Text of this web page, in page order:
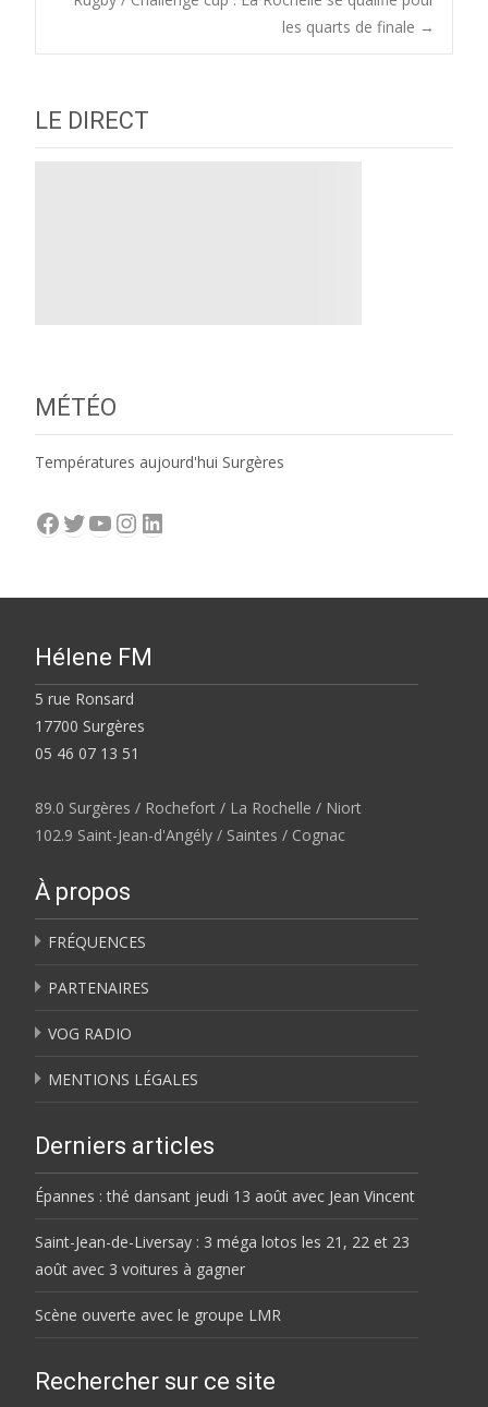
navigationles quarts de finale →
LE DIRECT
MÉTÉO
Températures aujourd'hui Surgères
Facebook
Twitter
YouTube
Instagram
LinkedIn
Hélene FM
5 rue Ronsard
17700 Surgères
05 46 07 13 51
89.0 Surgères / Rochefort / La Rochelle / Niort
102.9 Saint-Jean-d'Angély / Saintes / Cognac
À propos
FRÉQUENCES
PARTENAIRES
VOG RADIO
MENTIONS LÉGALES
Derniers articles
Épannes : thé dansant jeudi 13 août avec Jean Vincent
Saint-Jean-de-Liversay : 3 méga lotos les 21, 22 et 23
août avec 3 voitures à gagner
Scène ouverte avec le groupe LMR
Rechercher sur ce site